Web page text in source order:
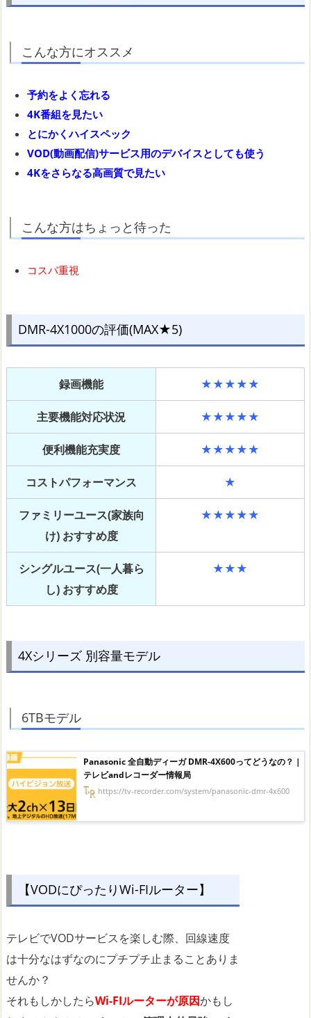
こんな方にオススメ
予約をよく忘れる
4K番組を見たい
とにかくハイスペック
VOD(動画配信)サービス用のデバイスとしても使う
4Kをさらなる高画質で見たい
こんな方はちょっと待った
コスパ重視
DMR-4X1000の評価(MAX★5)
録画機能 ★★★★★
主要機能対応状況 ★★★★★
便利機能充実度 ★★★★★
コストパフォーマンス ★
ファミリーユース(家族向
け) おすすめ度
★★★★★
シングルユース(一人暮ら
し) おすすめ度
★★★
4Xシリーズ 別容量モデル
6TBモデル
Panasonic 全自動ディーガ DMR-4X600ってどうなの？ |
テレビandレコーダー情報局
https://tv-recorder.com/system/panasonic-dmr-4x600
【VODにぴったりWi-FIルーター】
テレビでVODサービスを楽しむ際、回線速度
は十分なはずなのにプチプチ止まることありま
せんか？
それもしかしたらWi-FIルーターが原因かもし